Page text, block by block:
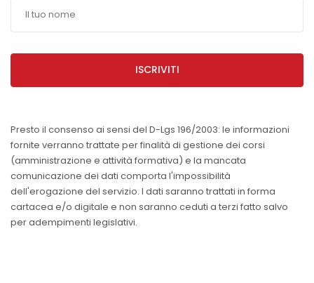
ISCRIVITI
Presto il consenso ai sensi del D-Lgs 196/2003: le informazioni
fornite verranno trattate per finalità di gestione dei corsi
(amministrazione e attività formativa) e la mancata
comunicazione dei dati comporta l'impossibilità
dell'erogazione del servizio. I dati saranno trattati in forma
cartacea e/o digitale e non saranno ceduti a terzi fatto salvo
per adempimenti legislativi.